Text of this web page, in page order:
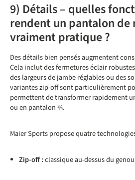
9) Détails – quelles
rendent un pantalon de
vraiment pratique ?
Des détails bien pensés augmentent
Cela inclut des fermetures éclair
des largeurs de jambe réglables ou des
variantes zip-off sont particulièrement
permettent de transformer rapidement
ou en pantalon ¾.
Maier Sports propose quatre
Zip-off :classique au-dessus du genou